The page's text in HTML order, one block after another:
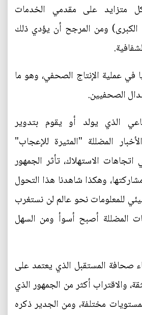
متزايد على مقدمي الخدمات
الكبرى) ومن المرجح أن يؤدي ذلك
في عملية الإنتاج الصحفي، وهو ما
الصحفيين.
الذي يولد أو يقوم بتدوير
المضللة "المثيرة للإعجاب"
اتجاهات الاستهلاك، تأثر الجمهور
وهكذا شاهدنا هذا التحول
للمعلومات نحو عالم لن نستغرب
المضللة أصبح أسوأ ومن السهل
صحافة المستقبل الذي يعتمد على
والاقتراب أكثر من الجمهور الذي
مختلفة، ومن الجدير ذكره